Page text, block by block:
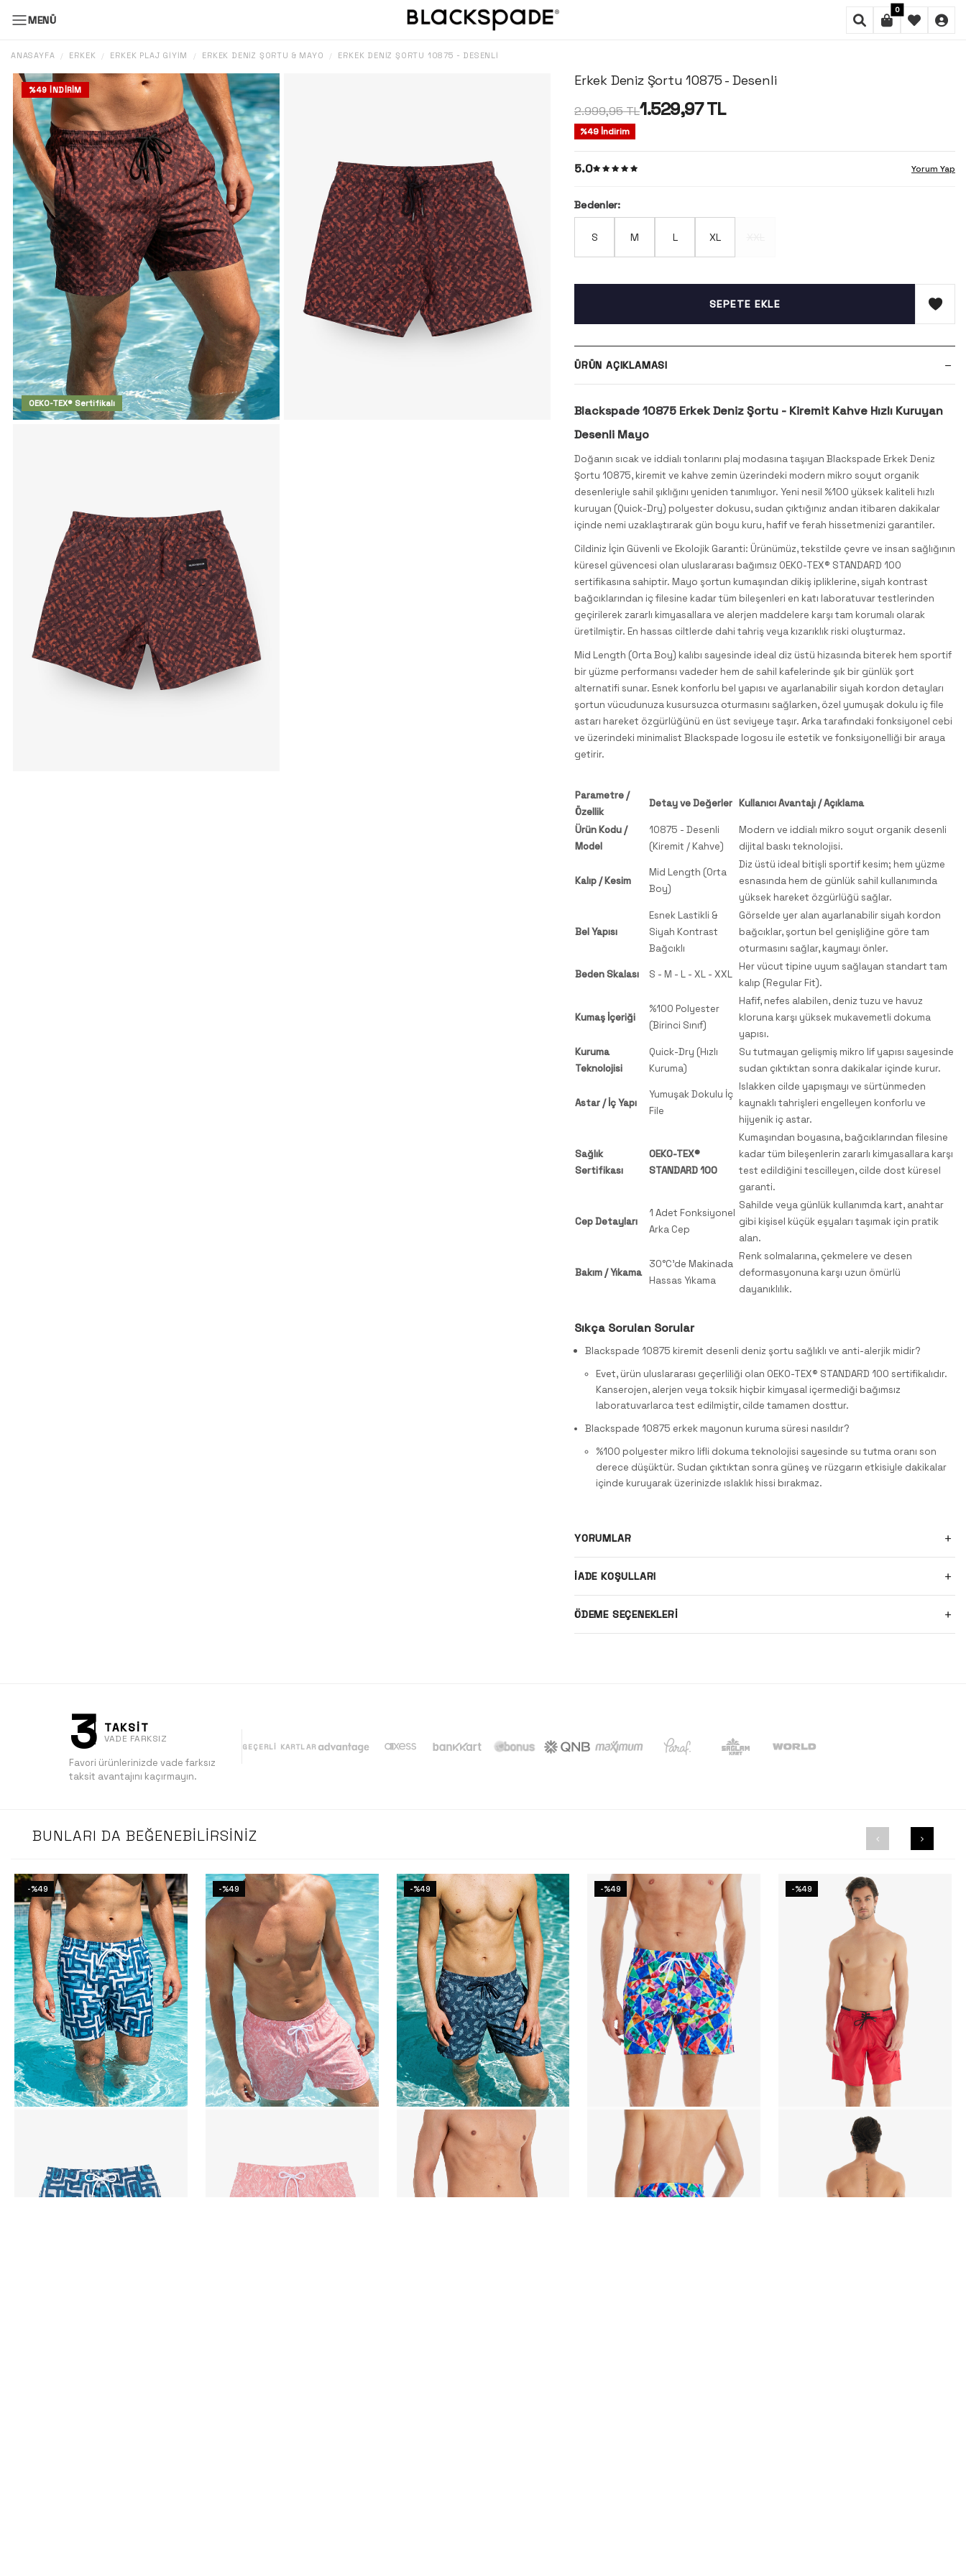
MENÜ
0
ANASAYFA / ERKEK / ERKEK PLAJ GIYIM / ERKEK DENIZ ŞORTU & MAYO / ERKEK DENIZ ŞORTU 10875 - DESENLI
%49 İNDIRIM
OEKO-TEX® Sertifikalı
Erkek Deniz Şortu 10875 - Desenli
2.999,95TL1.529,97TL
%49 İndirim
5.0 Yorum Yap
Bedenler:
S M L XL
SEPETE EKLE
ÜRÜN AÇIKLAMASI
Blackspade 10875 Erkek Deniz Şortu - Kiremit Kahve Hızlı Kuruyan
Desenli Mayo
Doğanın sıcak ve iddialı tonlarını plaj modasına taşıyan Blackspade Erkek Deniz
Şortu 10875, kiremit ve kahve zemin üzerindeki modern mikro soyut organik
desenleriyle sahil şıklığını yeniden tanımlıyor. Yeni nesil %100 yüksek kaliteli hızlı
kuruyan (Quick-Dry) polyester dokusu, sudan çıktığınız andan itibaren dakikalar
içinde nemi uzaklaştırarak gün boyu kuru, hafif ve ferah hissetmenizi garantiler.
Cildiniz İçin Güvenli ve Ekolojik Garanti: Ürünümüz, tekstilde çevre ve insan sağlığının
küresel güvencesi olan uluslararası bağımsız OEKO-TEX® STANDARD 100
sertifikasına sahiptir. Mayo şortun kumaşından dikiş ipliklerine, siyah kontrast
bağcıklarından iç filesine kadar tüm bileşenleri en katı laboratuvar testlerinden
geçirilerek zararlı kimyasallara ve alerjen maddelere karşı tam korumalı olarak
üretilmiştir. En hassas ciltlerde dahi tahriş veya kızarıklık riski oluşturmaz.
Mid Length (Orta Boy) kalıbı sayesinde ideal diz üstü hizasında biterek hem sportif
bir yüzme performansı vadeder hem de sahil kafelerinde şık bir günlük şort
alternatifi sunar. Esnek konforlu bel yapısı ve ayarlanabilir siyah kordon detayları
şortun vücudunuza kusursuzca oturmasını sağlarken, özel yumuşak dokulu iç file
astarı hareket özgürlüğünü en üst seviyeye taşır. Arka tarafındaki fonksiyonel cebi
ve üzerindeki minimalist Blackspade logosu ile estetik ve fonksiyonelliği bir araya
getirir.
Parametre /
Özellik
Detay ve Değerler Kullanıcı Avantajı / Açıklama
Ürün Kodu /
Model
10875 - Desenli
(Kiremit / Kahve)
Modern ve iddialı mikro soyut organik desenli
dijital baskı teknolojisi.
Kalıp / Kesim
Mid Length (Orta
Boy)
Diz üstü ideal bitişli sportif kesim; hem yüzme
esnasında hem de günlük sahil kullanımında
yüksek hareket özgürlüğü sağlar.
Bel Yapısı
Esnek Lastikli &
Siyah Kontrast
Bağcıklı
Görselde yer alan ayarlanabilir siyah kordon
bağcıklar, şortun bel genişliğine göre tam
oturmasını sağlar, kaymayı önler.
Beden Skalası S - M - L - XL - XXL
Her vücut tipine uyum sağlayan standart tam
kalıp (Regular Fit).
Kumaş İçeriği
%100 Polyester
(Birinci Sınıf)
Hafif, nefes alabilen, deniz tuzu ve havuz
kloruna karşı yüksek mukavemetli dokuma
yapısı.
Kuruma
Teknolojisi
Quick-Dry (Hızlı
Kuruma)
Su tutmayan gelişmiş mikro lif yapısı sayesinde
sudan çıktıktan sonra dakikalar içinde kurur.
Astar / İç Yapı
Yumuşak Dokulu İç
File
Islakken cilde yapışmayı ve sürtünmeden
kaynaklı tahrişleri engelleyen konforlu ve
hijyenik iç astar.
Sağlık
Sertifikası
OEKO-TEX®
STANDARD 100
Kumaşından boyasına, bağcıklarından filesine
kadar tüm bileşenlerin zararlı kimyasallara karşı
test edildiğini tescilleyen, cilde dost küresel
garanti.
Cep Detayları
1 Adet Fonksiyonel
Arka Cep
Sahilde veya günlük kullanımda kart, anahtar
gibi kişisel küçük eşyaları taşımak için pratik
alan.
Bakım / Yıkama
30°C'de Makinada
Hassas Yıkama
Renk solmalarına, çekmelere ve desen
deformasyonuna karşı uzun ömürlü
dayanıklılık.
Sıkça Sorulan Sorular
Blackspade 10875 kiremit desenli deniz şortu sağlıklı ve anti-alerjik midir?
Evet, ürün uluslararası geçerliliği olan OEKO-TEX® STANDARD 100 sertifikalıdır.
Kanserojen, alerjen veya toksik hiçbir kimyasal içermediği bağımsız
laboratuvarlarca test edilmiştir, cilde tamamen dosttur.
Blackspade 10875 erkek mayonun kuruma süresi nasıldır?
%100 polyester mikro lifli dokuma teknolojisi sayesinde su tutma oranı son
derece düşüktür. Sudan çıktıktan sonra güneş ve rüzgarın etkisiyle dakikalar
içinde kuruyarak üzerinizde ıslaklık hissi bırakmaz.
YORUMLAR
İADE KOŞULLARI
ÖDEME SEÇENEKLERI
3 TAKSİT
VADE FARKSIZ
Favori ürünlerinizde vade farksız
taksit avantajını kaçırmayın.
GEÇERLI KARTLAR
BUNLARI DA BEĞENEBILIRSINIZ
-%49 -%49 -%49 -%49 -%49